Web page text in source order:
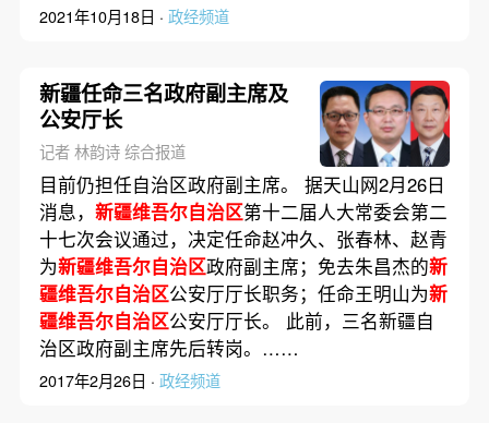
2021年10月18日 · 政经频道
新疆任命三名政府副主席及
公安厅长
记者 林韵诗 综合报道
目前仍担任自治区政府副主席。 据天山网2月26日
消息， 新疆维吾尔自治区第十二届人大常委会第二
十七次会议通过，决定任命赵冲久、张春林、赵青
为新疆维吾尔自治区政府副主席；免去朱昌杰的新
疆维吾尔自治区公安厅厅长职务；任命王明山为新
疆维吾尔自治区公安厅厅长。 此前，三名新疆自
治区政府副主席先后转岗。……
2017年2月26日 · 政经频道